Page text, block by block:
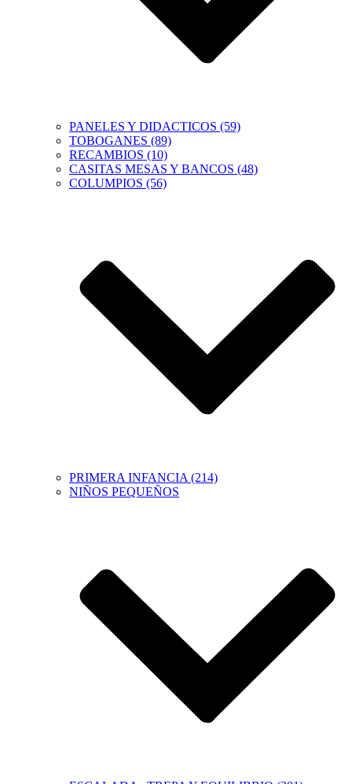
PANELES Y DIDACTICOS (59)
TOBOGANES (89)
RECAMBIOS (10)
CASITAS MESAS Y BANCOS (48)
COLUMPIOS (56)
PRIMERA INFANCIA (214)
NIÑOS PEQUEÑOS